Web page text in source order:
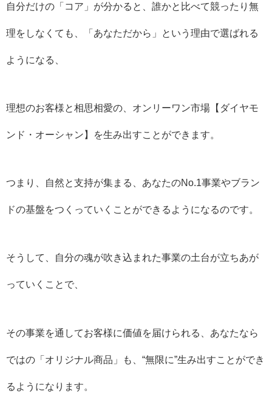
自分だけの「コア」が分かると、誰かと比べて競ったり無
理をしなくても、「あなただから」という理由で選ばれる
ようになる、
理想のお客様と相思相愛の、オンリーワン市場【ダイヤモ
ンド・オーシャン】を生み出すことができます。
つまり、自然と支持が集まる、あなたのNo.1事業やブラン
ドの基盤をつくっていくことができるようになるのです。
そうして、自分の魂が吹き込まれた事業の土台が立ちあが
っていくことで、
その事業を通してお客様に価値を届けられる、あなたなら
ではの「オリジナル商品」も、“無限に”生み出すことができ
るようになります。